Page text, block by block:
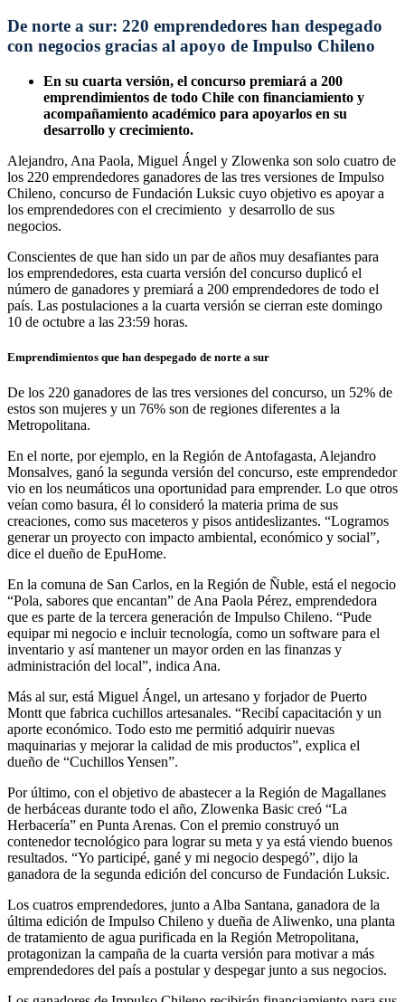
De norte a sur: 220 emprendedores han despegado
con negocios gracias al apoyo de Impulso Chileno
En su cuarta versión, el concurso premiará a 200
emprendimientos de todo Chile con financiamiento y
acompañamiento académico para apoyarlos en su
desarrollo y crecimiento.
Alejandro, Ana Paola, Miguel Ángel y Zlowenka son solo cuatro de
los 220 emprendedores ganadores de las tres versiones de Impulso
Chileno, concurso de Fundación Luksic cuyo objetivo es apoyar a
los emprendedores con el crecimiento y desarrollo de sus
negocios.
Conscientes de que han sido un par de años muy desafiantes para
los emprendedores, esta cuarta versión del concurso duplicó el
número de ganadores y premiará a 200 emprendedores de todo el
país. Las postulaciones a la cuarta versión se cierran este domingo
10 de octubre a las 23:59 horas.
Emprendimientos que han despegado de norte a sur
De los 220 ganadores de las tres versiones del concurso, un 52% de
estos son mujeres y un 76% son de regiones diferentes a la
Metropolitana.
En el norte, por ejemplo, en la Región de Antofagasta, Alejandro
Monsalves, ganó la segunda versión del concurso, este emprendedor
vio en los neumáticos una oportunidad para emprender. Lo que otros
veían como basura, él lo consideró la materia prima de sus
creaciones, como sus maceteros y pisos antideslizantes. “Logramos
generar un proyecto con impacto ambiental, económico y social”,
dice el dueño de EpuHome.
En la comuna de San Carlos, en la Región de Ñuble, está el negocio
“Pola, sabores que encantan” de Ana Paola Pérez, emprendedora
que es parte de la tercera generación de Impulso Chileno. “Pude
equipar mi negocio e incluir tecnología, como un software para el
inventario y así mantener un mayor orden en las finanzas y
administración del local”, indica Ana.
Más al sur, está Miguel Ángel, un artesano y forjador de Puerto
Montt que fabrica cuchillos artesanales. “Recibí capacitación y un
aporte económico. Todo esto me permitió adquirir nuevas
maquinarias y mejorar la calidad de mis productos”, explica el
dueño de “Cuchillos Yensen”.
Por último, con el objetivo de abastecer a la Región de Magallanes
de herbáceas durante todo el año, Zlowenka Basic creó “La
Herbacería” en Punta Arenas. Con el premio construyó un
contenedor tecnológico para lograr su meta y ya está viendo buenos
resultados. “Yo participé, gané y mi negocio despegó”, dijo la
ganadora de la segunda edición del concurso de Fundación Luksic.
Los cuatros emprendedores, junto a Alba Santana, ganadora de la
última edición de Impulso Chileno y dueña de Aliwenko, una planta
de tratamiento de agua purificada en la Región Metropolitana,
protagonizan la campaña de la cuarta versión para motivar a más
emprendedores del país a postular y despegar junto a sus negocios.